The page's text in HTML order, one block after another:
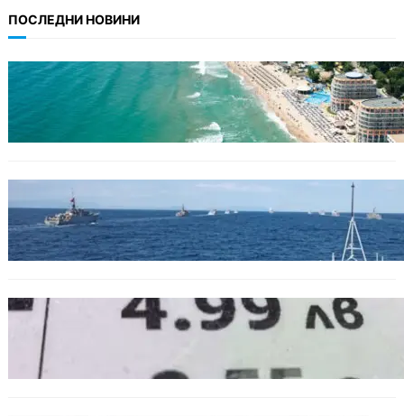
ПОСЛЕДНИ НОВИНИ
ИКОНОМИКА
Интерактивна карта показва всички водни
бази по Черноморието
Нов минен ловец за българския флот
пристига до края на годината
БЪЛГАРИЯ
Левът изчезва от етикетите: Търговците